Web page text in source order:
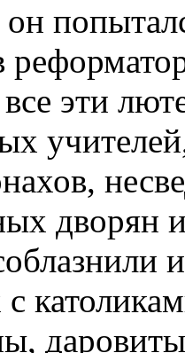
эти
дворян
с